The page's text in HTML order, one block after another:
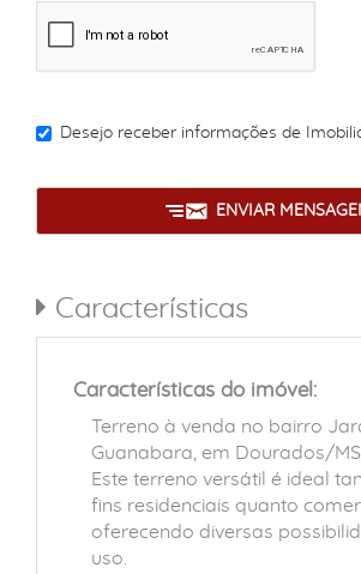
Desejo receber informações de
ENVIAR
Características
Características do imóvel:
Terreno à venda no bairro
Guanabara, em Dourados/MS.
Este terreno versátil é ideal
fins residenciais quanto
oferecendo diversas
uso.